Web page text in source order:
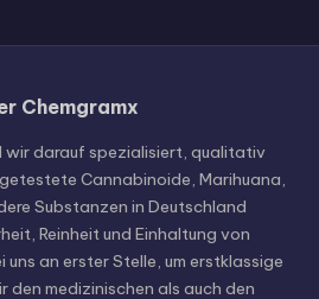
Chemgramx
wir darauf spezialisiert, qualitativ
Cannabinoide, Marihuana,
Substanzen in Deutschland
Reinheit und Einhaltung von
an erster Stelle, um erstklassige
den medizinischen als auch den
English (United States)
Czech
Polish
Hungarian
Russian